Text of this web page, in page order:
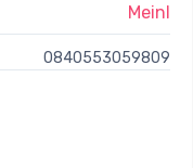
Meinl
0840553059809